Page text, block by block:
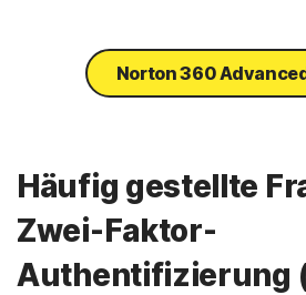
Norton 360
Häufig gestellte
Zwei-Faktor-
Authentifizierung